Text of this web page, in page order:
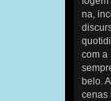
na,
com a
belo.
cenas